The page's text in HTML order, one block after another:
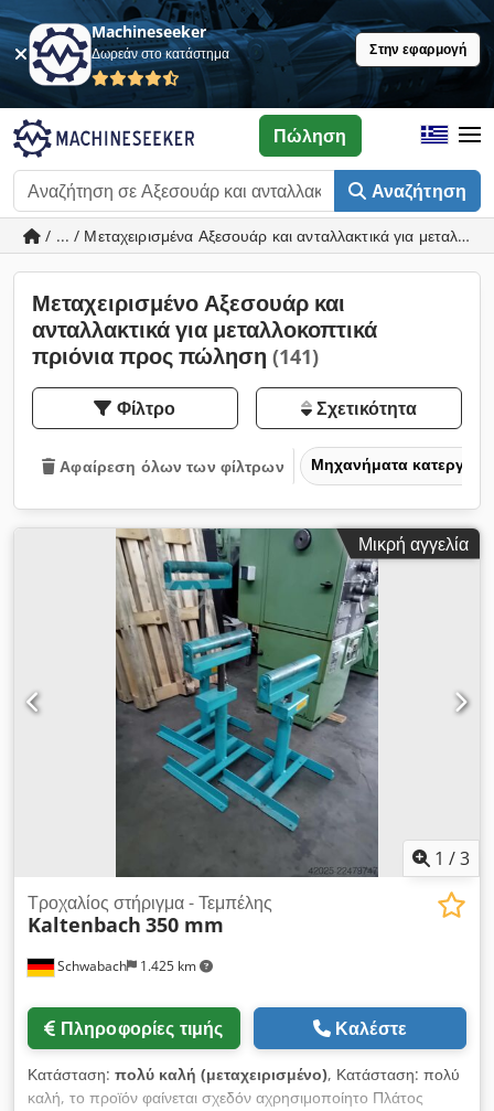
Machineseeker
Δωρεάν στο κατάστημα Στην εφαρμογή
Αναζήτηση
Πώληση
/ ... / Μεταχειρισμένα Αξεσουάρ και ανταλλακτικά για
Μεταχειρισμένο Αξεσουάρ και
ανταλλακτικά για μεταλλοκοπτικά
πριόνια προς πώληση (141)
Φίλτρο Σχετικότητα
Αφαίρεση όλων των φίλτρων Μηχανήματα
Μικρή αγγελία
1 /3
Schwabach 1.425 km
Τροχαλίος στήριγμα - Τεμπέλης
Kaltenbach 350 mm
Πληροφορίες τιμής Καλέστε
Κατάσταση: πολύ καλή (μεταχειρισμένο), Κατάσταση: πολύ
καλή, το προϊόν φαίνεται σχεδόν αχρησιμοποίητο Πλάτος